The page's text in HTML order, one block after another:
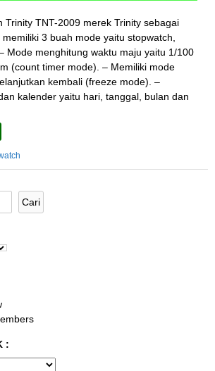
Trinity TNT-2009 merek Trinity sebagai
3 buah mode yaitu stopwatch,
Mode menghitung waktu maju yaitu 1/100
(count timer mode). – Memiliki mode
kembali (freeze mode). –
kalender yaitu hari, tanggal, bulan dan
: